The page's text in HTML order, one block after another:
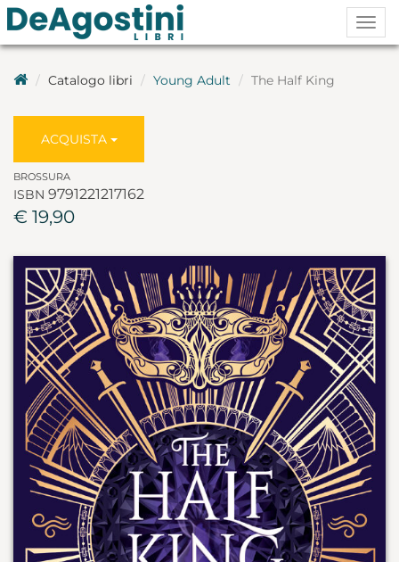
Catalogo libri Young Adult The Half King
ACQUISTA
BROSSURA
ISBN 9791221217162
€ 19,90